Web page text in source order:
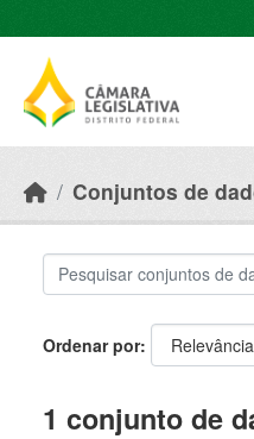
Conjuntos de
Ordenar por
1 conjunto de